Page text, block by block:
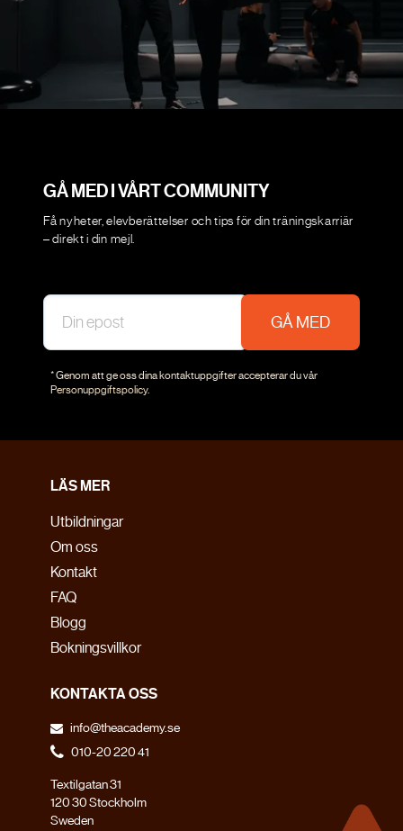
GÅ MED I VÅRT COMMUNITY
Få nyheter, elevberättelser och tips för din träningskarriär
– direkt i din mejl.
GÅ MED
* Genom att ge oss dina kontaktuppgifter accepterar du vår
Personuppgiftspolicy.
LÄS MER
Utbildningar
Om oss
Kontakt
FAQ
Blogg
Bokningsvillkor
KONTAKTA OSS
info@theacademy.se
010-20 220 41
Textilgatan 31
120 30 Stockholm
Sweden